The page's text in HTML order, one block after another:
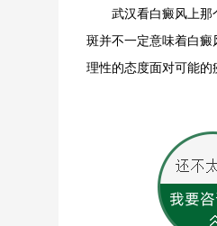
武汉看白癜风上那
斑并不一定意味着白癜
理性的态度面对可能的